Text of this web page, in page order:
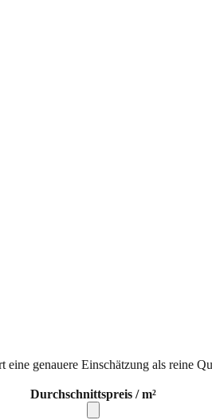
genauere Einschätzung als reine
Durchschnittspreis / m²